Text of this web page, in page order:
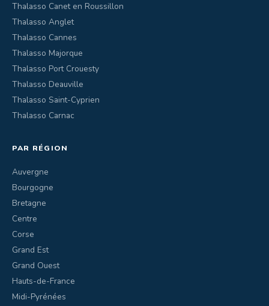
Thalasso Canet en Roussillon
Thalasso Anglet
Thalasso Cannes
Thalasso Majorque
Thalasso Port Crouesty
Thalasso Deauville
Thalasso Saint-Cyprien
Thalasso Carnac
PAR RÉGION
Auvergne
Bourgogne
Bretagne
Centre
Corse
Grand Est
Grand Ouest
Hauts-de-France
Midi-Pyrénées